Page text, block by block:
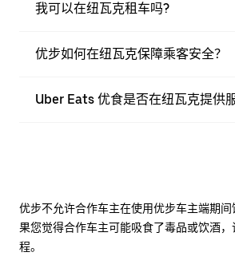
我可以在纽瓦克租车吗?
优步如何在纽瓦克保障乘客安全？
Uber Eats 优食是否在纽瓦克提供
优步不允许合作车主在使用优步车主端期
果您觉得合作车主可能吸食了毒品或饮酒
程。